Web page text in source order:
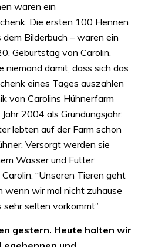
waren ein
Die ersten 100 Hennen
dem Bilderbuch – waren ein
Geburtstag von Carolin.
niemand damit, dass sich das
eines Tages auszahlen
von Carolins Hühnerfarm
2004 als Gründungsjahr.
lebten auf der Farm schon
Versorgt werden sie
Wasser und Futter
“Unseren Tieren geht
wenn wir mal nicht zuhause
selten vorkommt”.
gestern. Heute halten wir